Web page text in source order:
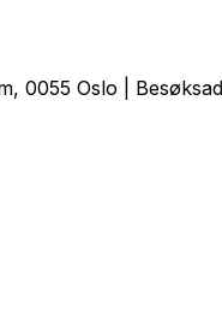
0055 Oslo |